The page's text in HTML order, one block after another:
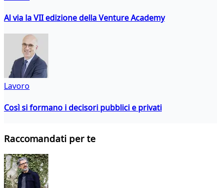
Al via la VII edizione della Venture Academy
Lavoro
Così si formano i decisori pubblici e privati
Raccomandati per te